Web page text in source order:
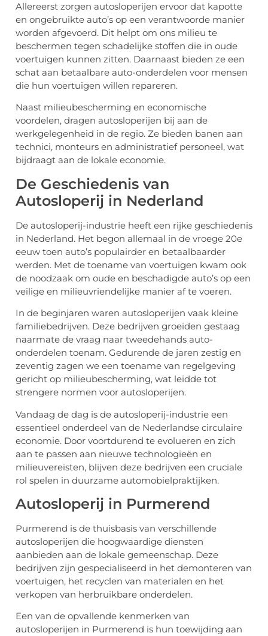
Allereerst zorgen autosloperijen ervoor dat kapotte
en ongebruikte auto’s op een verantwoorde manier
worden afgevoerd. Dit helpt om ons milieu te
beschermen tegen schadelijke stoffen die in oude
voertuigen kunnen zitten. Daarnaast bieden ze een
schat aan betaalbare auto-onderdelen voor mensen
die hun voertuigen willen repareren.
Naast milieubescherming en economische
voordelen, dragen autosloperijen bij aan de
werkgelegenheid in de regio. Ze bieden banen aan
technici, monteurs en administratief personeel, wat
bijdraagt aan de lokale economie.
De Geschiedenis van
Autosloperij in Nederland
De autosloperij-industrie heeft een rijke geschiedenis
in Nederland. Het begon allemaal in de vroege 20e
eeuw toen auto’s populairder en betaalbaarder
werden. Met de toename van voertuigen kwam ook
de noodzaak om oude en beschadigde auto’s op een
veilige en milieuvriendelijke manier af te voeren.
In de beginjaren waren autosloperijen vaak kleine
familiebedrijven. Deze bedrijven groeiden gestaag
naarmate de vraag naar tweedehands auto-
onderdelen toenam. Gedurende de jaren zestig en
zeventig zagen we een toename van regelgeving
gericht op milieubescherming, wat leidde tot
strengere normen voor autosloperijen.
Vandaag de dag is de autosloperij-industrie een
essentieel onderdeel van de Nederlandse circulaire
economie. Door voortdurend te evolueren en zich
aan te passen aan nieuwe technologieën en
milieuvereisten, blijven deze bedrijven een cruciale
rol spelen in duurzame automobielpraktijken.
Autosloperij in Purmerend
Purmerend is de thuisbasis van verschillende
autosloperijen die hoogwaardige diensten
aanbieden aan de lokale gemeenschap. Deze
bedrijven zijn gespecialiseerd in het demonteren van
voertuigen, het recyclen van materialen en het
verkopen van herbruikbare onderdelen.
Een van de opvallende kenmerken van
autosloperijen in Purmerend is hun toewijding aan